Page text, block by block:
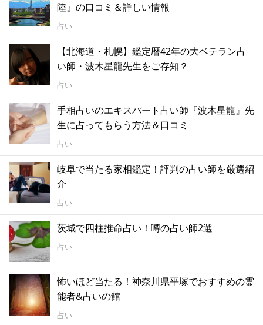
陸』の口コミ＆詳しい情報
占い
【北海道・札幌】鑑定暦42年の大ベテラン占
い師・波木星龍先生をご存知？
占い
手相占いのエキスパート占い師『波木星龍』先
生に占ってもらう方法＆口コミ
占い
岐阜で当たる家相鑑定！評判の占い師を厳選紹
介
占い
茨城で四柱推命占い！噂の占い師2選
占い
怖いほど当たる！神奈川県平塚でおすすめの霊
能者&占いの館
占い